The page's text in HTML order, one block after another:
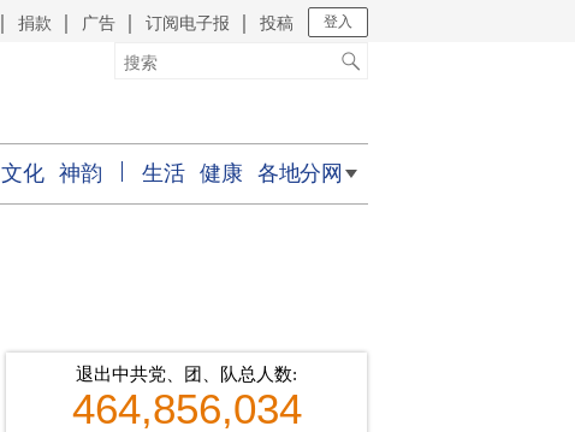
捐款 广告 订阅电子报 投稿 登入
文化 神韵 生活 健康 各地分网
退出中共党、团、队总人数:
464,856,034